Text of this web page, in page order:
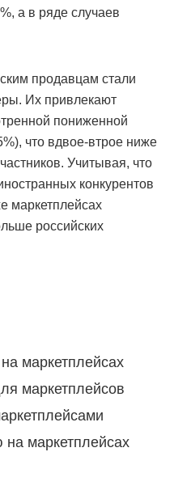
а в ряде случаев
продавцам стали
Их привлекают
пониженной
что вдвое-втрое ниже
Учитывая, что
конкурентов
маркетплейсах
российских
маркетплейсах
маркетплейсов
на маркетплейсах